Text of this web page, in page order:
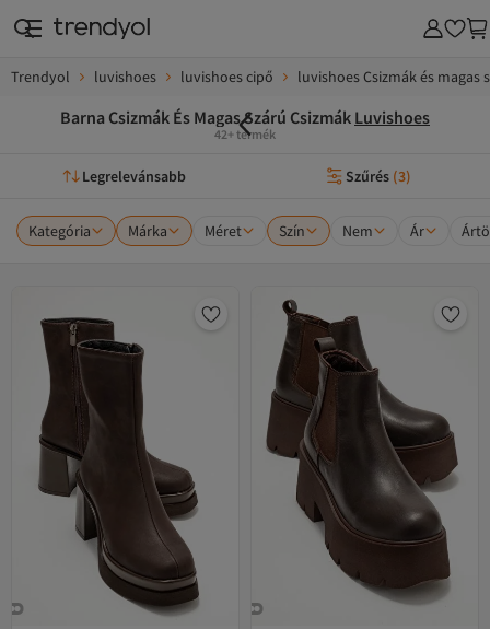
Trendyol luvishoes luvishoes cipő luvishoes Csizmák és magas
Barna Csizmák És Magas Szárú Csizmák Luvishoes
42+ termék
Legrelevánsabb Szűrés (3)
Kategória Márka Méret Szín Nem Ár